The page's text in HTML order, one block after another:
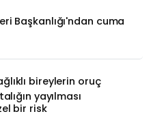
Başkanlığı'ndan cuma
bireylerin oruç
yayılması
bir risk